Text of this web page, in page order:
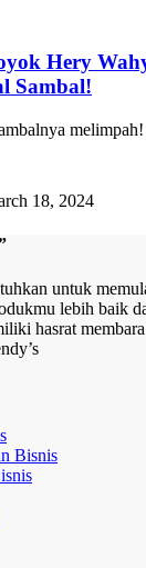
Hery
Sambal!
melimpah!
18, 2024
untuk
lebih baik
hasrat
Bisnis